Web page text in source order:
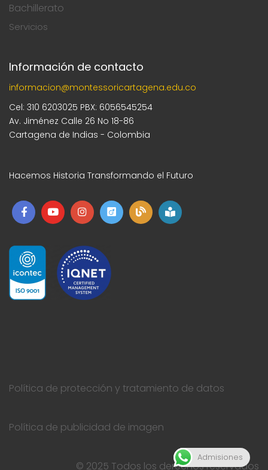
Bachillerato
Servicios
Información de contacto
informacion@montessoricartagena.edu.co
Cel: 310 6203025 PBX: 6056545254
Av. Jiménez Calle 26 No 18-86
Cartagena de Indias - Colombia
Hacemos Historia Transformando el Futuro
Política de protección y tratamiento de datos
Política de publicidad de imagen
© 2025 Todos los derechos reservados
Admisiones